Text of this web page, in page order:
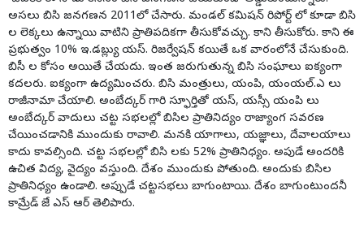
అసలు బిసి జనగణన 2011లో చేసారు. మండల్ కమిషన్ రిపోర్ట్ లో కూడా బిసి
ల లెక్కలు ఉన్నాయి వాటిని ప్రాతిపదికగా తీసుకోవచ్చు. కాని తీసుకోరు. కాని ఈ
ప్రభుత్వం 10% ఇ.డబ్ల్యు యస్. రిజర్వేషన్ కయితే ఒక వారంలోనే చేసుకుంది.
బిసీ ల కోసం అయితే చేయదు. ఇంత జరుగుతున్న బిసి సంఘాలు ఐక్యంగా
కదలరు. ఐక్యంగా ఉద్యమించరు. బిసి మంత్రులు, యంపి, యంయల్.ఎ లు
రాజీనామా చేయాలి. అంబేద్కర్ గారి స్ఫూర్తితో యస్, యస్సీ యంపి లు
అంబేద్కర్ వాదులు చట్ట సభలల్లో బిసిల ప్రాతినిద్యం రాజ్యాంగ సవరణ
చేయించడానికి ముందుకు రావాలి. మనకి యాగాలు, యజ్ఞాలు, దేవాలయాలు
కాదు కావల్సింది. చట్ట సభలల్లో బిసి లకు 52% ప్రాతినిధ్యం. అపుడే అందరికి
ఉచిత విద్య, వైద్యం వస్తుంది. దేశం ముందుకు పోతుంది. అందుకు బిసిల
ప్రాతినిధ్యం ఉండాలి. అప్పుడే చట్టసభలు బాగుంటాయి. దేశం బాగుంటుందనీ
కామ్రేడ్ జే ఎస్ ఆర్ తెలిపారు.